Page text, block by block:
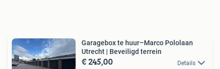
Garagebox te huur–Marco Pololaan
Utrecht | Beveiligd terrein
€ 245,00 Details